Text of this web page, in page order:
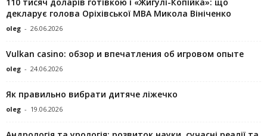
декларує голова Оріхівської МВА Микола Вініченко
oleg - 26.06.2026
Vulkan casino: обзор и впечатления об игровом опыте
oleg - 24.06.2026
Як правильно вибрати дитяче ліжечко
oleg - 19.06.2026